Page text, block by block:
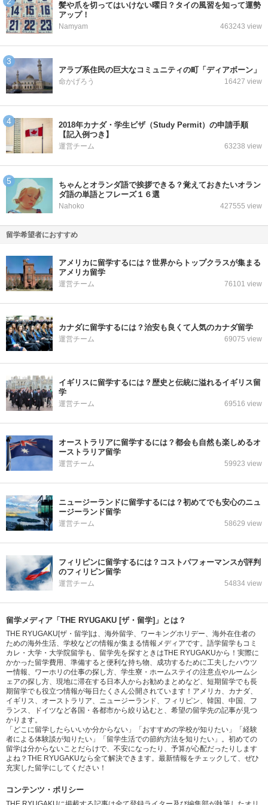
髪や爪を切ってはいけない曜日？タイの風習を知って運勢
アップ！
Namyam 463243 view
アラブ系住民の巨大なコミュニティの町「ディアボーン」
命かげろう 16427 view
2018年カナダ・学生ビザ（Study Permit）の申請手順
【記入例つき】
運営チーム 63238 view
ちゃんとオランダ語で挨拶できる？覚えておきたいオラン
ダ語の単語とフレーズ１６選
Nahoko 427555 view
留学希望者におすすめ
アメリカに留学するには？世界からトップクラスが集まる
アメリカ留学
運営チーム 76101 view
カナダに留学するには？治安も良くて人気のカナダ留学
運営チーム 69075 view
イギリスに留学するには？歴史と伝統に溢れるイギリス留
学
運営チーム 69516 view
オーストラリアに留学するには？都会も自然も楽しめるオ
ーストラリア留学
運営チーム 59923 view
ニュージーランドに留学するには？初めてでも安心のニュ
ージーランド留学
運営チーム 58629 view
フィリピンに留学するには？コストパフォーマンスが評判
のフィリピン留学
運営チーム 54834 view
留学メディア「THE RYUGAKU [ザ・留学]」とは？
THE RYUGAKU[ザ・留学]は、海外留学、ワーキングホリデー、海外在住者の
ための海外生活、学校などの情報が集まる情報メディアです。語学留学もコミ
カレ・大学・大学院留学も、留学先を探すときはTHE RYUGAKUから！実際に
かかった留学費用、準備すると便利な持ち物、成功するために工夫したハウツ
ー情報、ワーホリの仕事の探し方、学生寮・ホームステイの注意点やルームシ
ェアの探し方、現地に滞在する日本人からお勧めまとめなど、短期留学でも長
期留学でも役立つ情報が毎日たくさん公開されています！アメリカ、カナダ、
イギリス、オーストラリア、ニュージーランド、フィリピン、韓国、中国、フ
ランス、ドイツなど各国・各都市から絞り込むと、希望の留学先の記事が見つ
かります。
「どこに留学したらいいか分からない」「おすすめの学校が知りたい」「経験
者による体験談が知りたい」「留学生活での節約方法を知りたい」。初めての
留学は分からないことだらけで、不安になったり、予算が心配だったりします
よね？THE RYUGAKUなら全て解決できます。最新情報をチェックして、ぜひ
充実した留学にしてください！
コンテンツ・ポリシー